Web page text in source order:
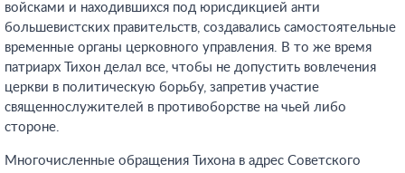
войсками и находившихся под юрисдикцией анти
большевистских правительств, создавались самостоятельные
временные органы церковного управления. В то же время
патриарх Тихон делал все, чтобы не допустить вовлечения
церкви в политическую борьбу, запретив участие
священнослужителей в противоборстве на чьей либо
стороне.
Многочисленные обращения Тихона в адрес Советского